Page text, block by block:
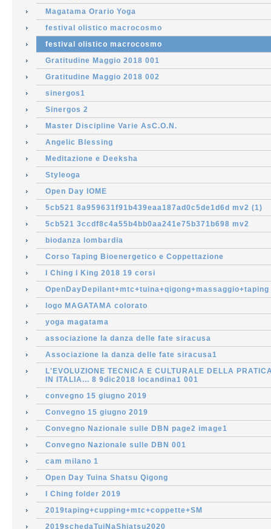
Magatama Orario Yoga
festival olistico macrocosmo
festival olistico macrocosmo
Gratitudine Maggio 2018 001
Gratitudine Maggio 2018 002
sinergos1
Sinergos 2
Master Discipline Varie AsC.O.N.
Angelic Blessing
Meditazione e Deeksha
Styleoga
Open Day IOME
5cb521 8a959631f91b439eaa187ad0c5de1d6d mv2 (1)
5cb521 3ccdf8c4a55b4bb0aa241e75b371b698 mv2
biodanza lombardia
Corso Taping Bioenergetico e Coppettazione
I Ching I King 2018 19 corsi
OpenDayDepilant+mtc+tuina+qigong+massaggio+taping
logo MAGATAMA colorato
yoga magatama
associazione la danza delle fate siracusa
Associazione la danza delle fate siracusa1
L'EVOLUZIONE TECNICA E CULTURALE DELLA
IN ITALIA... 8 9dic2018 locandina1 001
convegno 15 giugno 2019
Convegno 15 giugno 2019
Convegno Nazionale sulle DBN page2 image1
Convegno Nazionale sulle DBN 001
cam milano 1
Open Day Tuina Shatsu Qigong
I Ching folder 2019
2019taping+cupping+mtc+coppette+SM
2019schedaTuiNaShiatsu2020